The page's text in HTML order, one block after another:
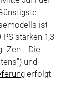
ist
starken 1,3-
"Zen". Die
") und
erfolgt